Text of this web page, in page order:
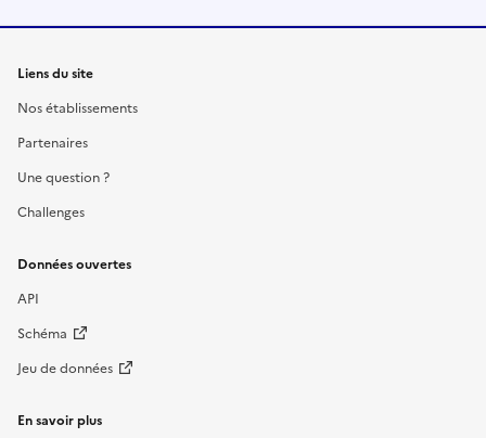
Liens du site
Nos établissements
Partenaires
Une question ?
Challenges
Données ouvertes
API
Schéma
Jeu de données
En savoir plus